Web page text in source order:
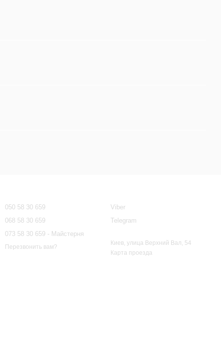
050 58 30 659
068 58 30 659
073 58 30 659 - Майстерня
Перезвонить вам?
Viber
Telegram
Киев, улица Верхний Вал, 54
Карта проезда